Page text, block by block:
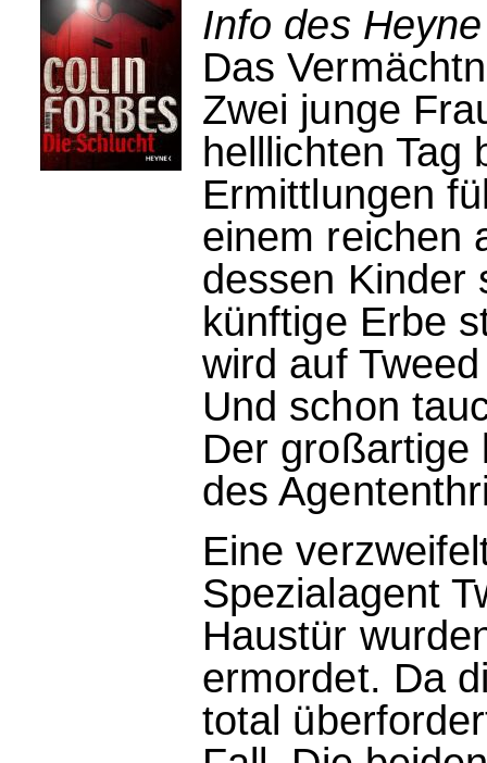
Info des
Das
Zwei junge
helllichten Tag
Ermittlungen
einem reichen
dessen Kinder
künftige Erbe
wird auf
Und schon
Der großartige
des
Eine
Spezialagent
Haustür
ermordet. Da
total